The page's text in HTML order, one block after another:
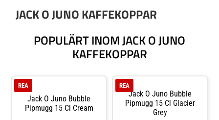
JACK O JUNO KAFFEKOPPAR
POPULÄRT INOM JACK O JUNO
KAFFEKOPPAR
Jack O Juno Bubble
Pipmugg 15 Cl Cream
REA
Jack O Juno Bubble
Pipmugg 15 Cl Glacier
Grey
REA